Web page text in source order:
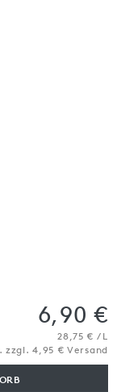
6,90 €
28,75 € / L
zzgl. 4,95 € Versand